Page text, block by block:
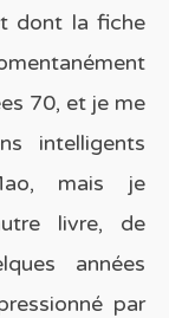
dont la fiche
70, et je me
intelligents
mais je
livre, de
années
par